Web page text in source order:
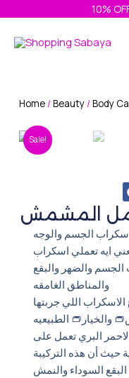
content
10%
الجسم والوجه
ايه تعملي اسكراب
والضهر والبقع
والمناطق الغامقه
اللي جربتها
والخيار👝 الطبيعيه
البري تعمل على
حيث أن هذه التركيبة
السوداء والنمش
Home/Beauty/Body
Sale!